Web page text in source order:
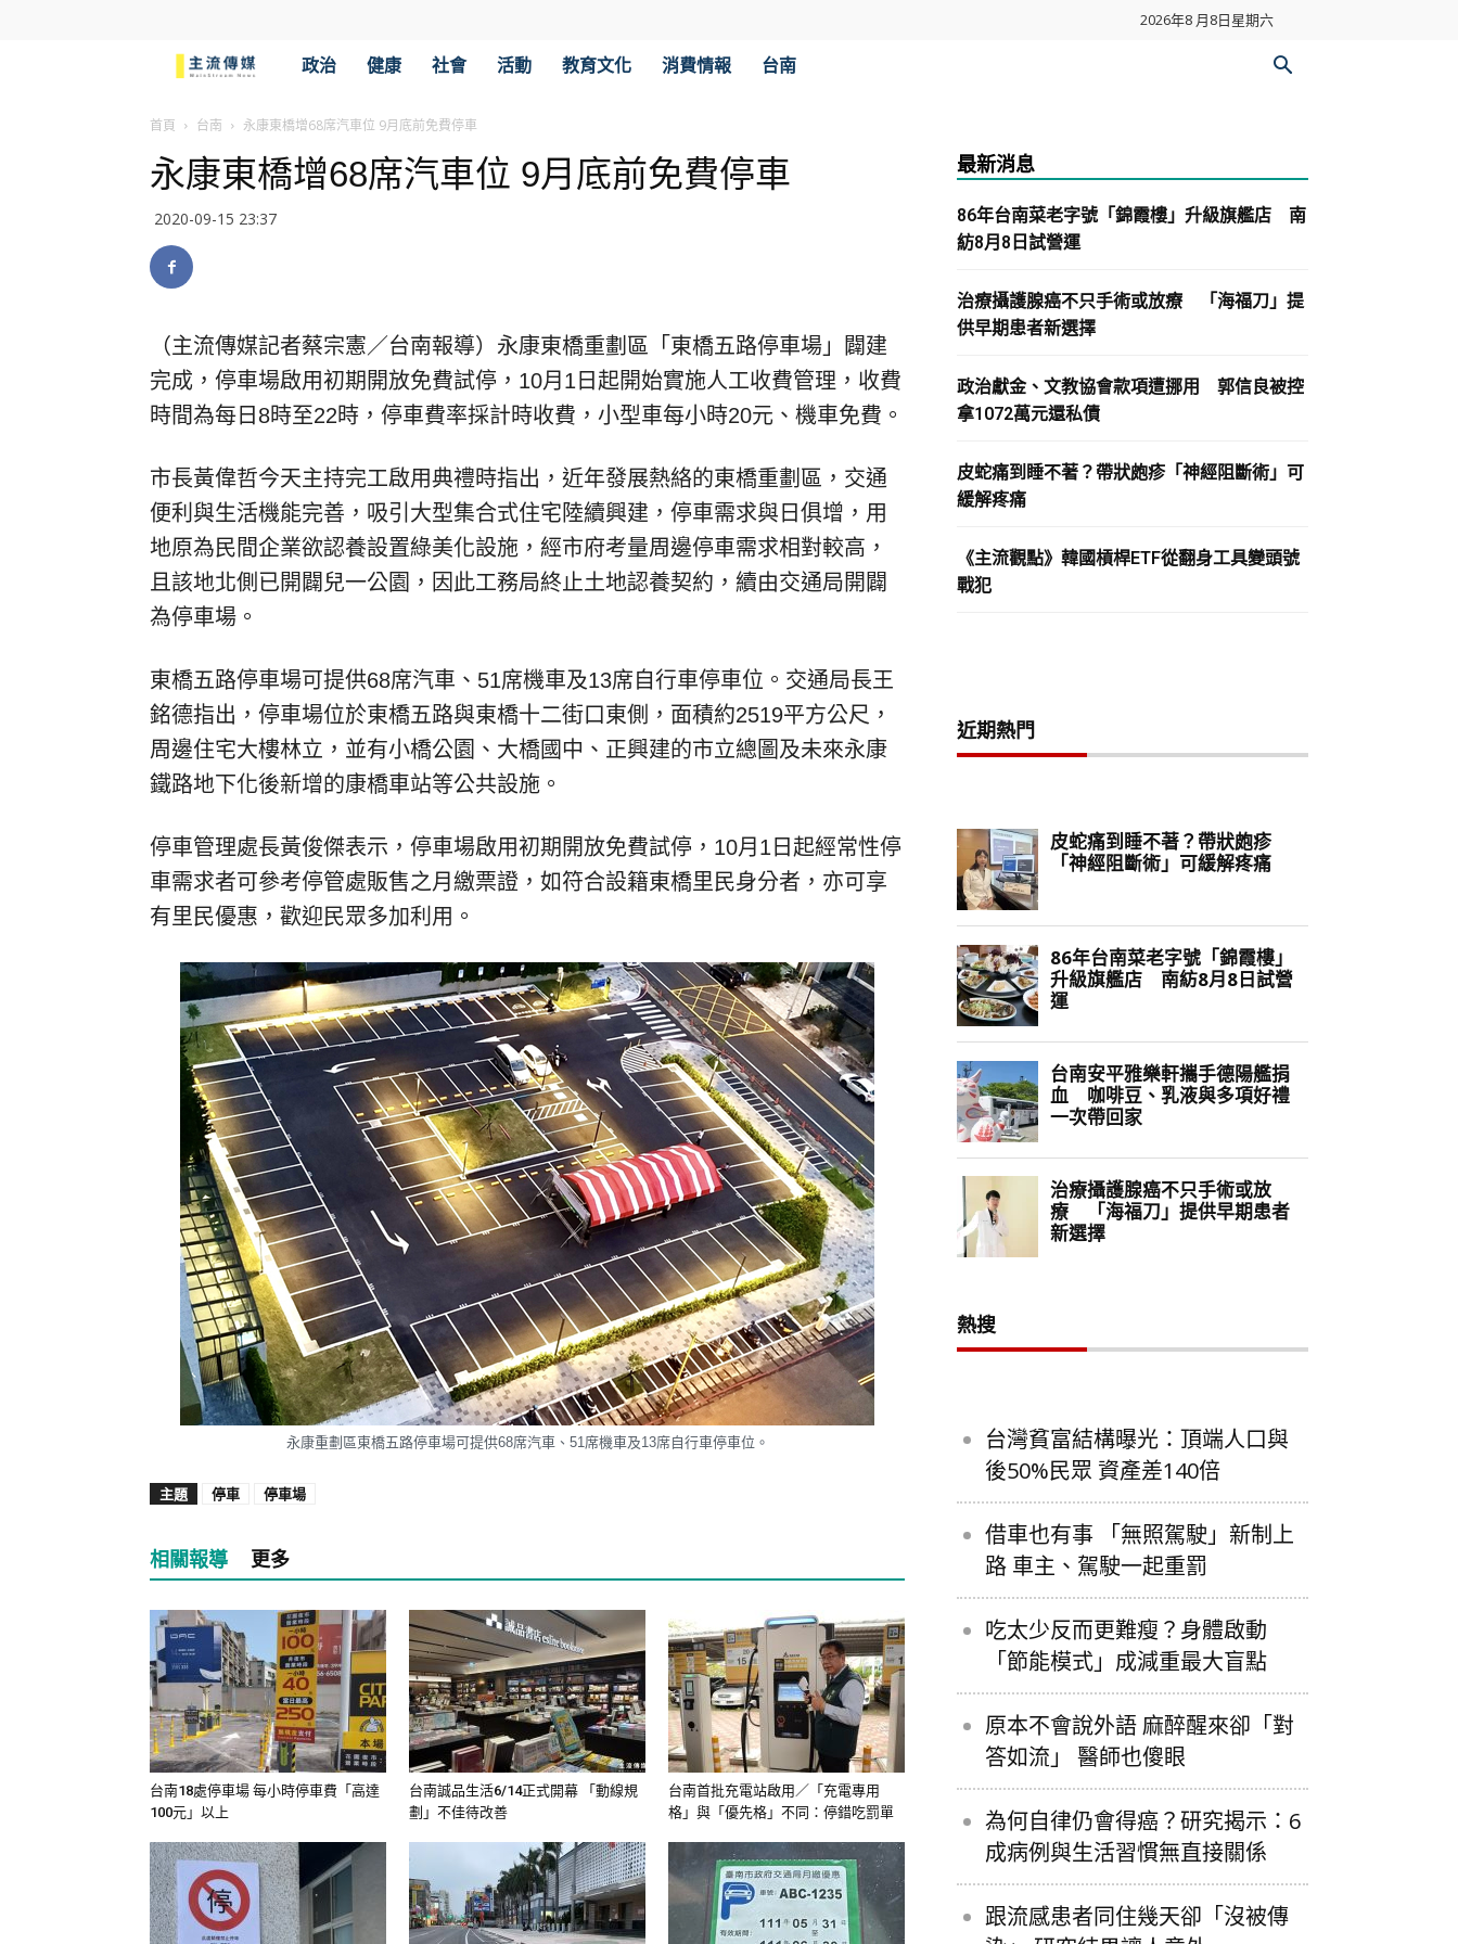
2026年8 月8日星期六
流
傳
政治 健康 社會 活動 教育文化 消費情報 台南
首頁 台南 永康東橋增68席汽車位 9月底前免費停車
永康東橋增68席汽車位 9月底前免費停車
2020-09-15 23:37
（主流傳媒記者蔡宗憲／台南報導）永康東橋重劃區「東橋五路停車場」闢建
完成，停車場啟用初期開放免費試停，10月1日起開始實施人工收費管理，收費
時間為每日8時至22時，停車費率採計時收費，小型車每小時20元、機車免費。
市長黃偉哲今天主持完工啟用典禮時指出，近年發展熱絡的東橋重劃區，交通
便利與生活機能完善，吸引大型集合式住宅陸續興建，停車需求與日俱增，用
地原為民間企業欲認養設置綠美化設施，經市府考量周邊停車需求相對較高，
且該地北側已開闢兒一公園，因此工務局終止土地認養契約，續由交通局開闢
為停車場。
東橋五路停車場可提供68席汽車、51席機車及13席自行車停車位。交通局長王
銘德指出，停車場位於東橋五路與東橋十二街口東側，面積約2519平方公尺，
周邊住宅大樓林立，並有小橋公園、大橋國中、正興建的市立總圖及未來永康
鐵路地下化後新增的康橋車站等公共設施。
停車管理處長黃俊傑表示，停車場啟用初期開放免費試停，10月1日起經常性停
車需求者可參考停管處販售之月繳票證，如符合設籍東橋里民身分者，亦可享
有里民優惠，歡迎民眾多加利用。
永康重劃區東橋五路停車場可提供68席汽車、51席機車及13席自行車停車位。
主題 停車 停車場
相關報導 更多
台南18處停車場 每小時停車費「高達
100元」以上
台南誠品生活6/14正式開幕 「動線規
劃」不佳待改善
台南首批充電站啟用／「充電專用
格」與「優先格」不同：停錯吃罰單
最新消息
86年台南菜老字號「錦霞樓」升級旗艦店 南
紡8月8日試營運
治療攝護腺癌不只手術或放療 「海福刀」提
供早期患者新選擇
政治獻金、文教協會款項遭挪用 郭信良被控
拿1072萬元還私債
皮蛇痛到睡不著？帶狀皰疹「神經阻斷術」可
緩解疼痛
《主流觀點》韓國槓桿ETF從翻身工具變頭號
戰犯
近期熱門
熱搜
台灣貧富結構曝光：頂端人口與
後50%民眾 資產差140倍
借車也有事 「無照駕駛」新制上
路 車主、駕駛一起重罰
吃太少反而更難瘦？身體啟動
「節能模式」成減重最大盲點
原本不會說外語 麻醉醒來卻「對
答如流」 醫師也傻眼
為何自律仍會得癌？研究揭示：6
成病例與生活習慣無直接關係
跟流感患者同住幾天卻「沒被傳